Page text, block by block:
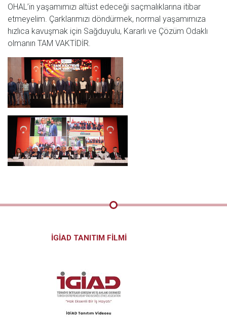
OHAL’in yaşamımızı altüst edeceği saçmalıklarına itibar
etmeyelim. Çarklarımızı döndürmek, normal yaşamımıza
hızlıca kavuşmak için Sağduyulu, Kararlı ve Çözüm Odaklı
olmanın TAM VAKTİDİR.
İGİAD TANITIM FİLMİ